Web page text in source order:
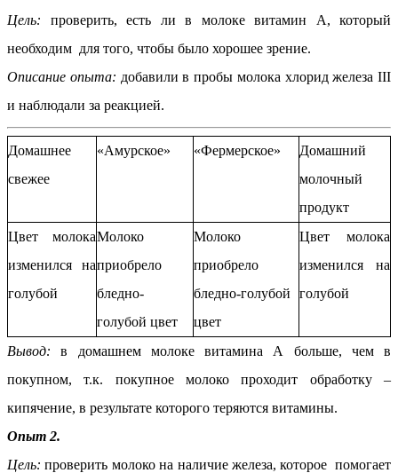
Цель: проверить, есть ли в молоке витамин А, который
необходим для того, чтобы было хорошее зрение.
Описание опыта: добавили в пробы молока хлорид железа III
и наблюдали за реакцией.
Домашнее
свежее
«Амурское» «Фермерское»
Домашний
молочный
продукт
Цвет молока
изменился на
голубой
Молоко
приобрело
бледно-
голубой цвет
Молоко
приобрело
бледно-голубой
цвет
Цвет молока
изменился на
голубой
Вывод: в домашнем молоке витамина А больше, чем в
покупном, т.к. покупное молоко проходит обработку –
кипячение, в результате которого теряются витамины.
Опыт 2.
Цель: проверить молоко на наличие железа, которое помогает